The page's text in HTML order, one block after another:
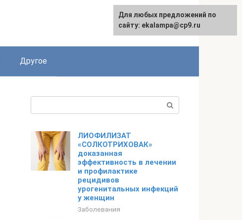
Другое
ЛИОФИЛИЗАТ
«СОЛКОТРИХОВАК»
доказанная
эффективность в лечении
и профилактике
рецидивов
урогенитальных инфекций
у женщин
Заболевания
Для любых предложений по
сайту: ekalampa@cp9.ru